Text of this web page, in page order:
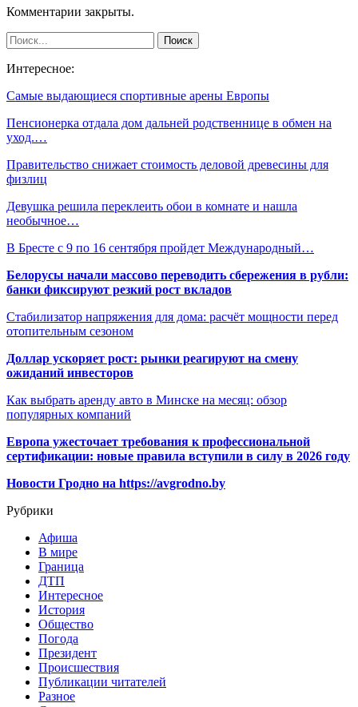
Комментарии закрыты.
Интересное:
Самые выдающиеся спортивные арены Европы
Пенсионерка отдала дом дальней родственнице в обмен на
уход.…
Правительство снижает стоимость деловой древесины для
физлиц
Девушка решила переклеить обои в комнате и нашла
необычное…
В Бресте с 9 по 16 сентября пройдет Международный…
Белорусы начали массово переводить сбережения в рубли:
банки фиксируют резкий рост вкладов
Стабилизатор напряжения для дома: расчёт мощности перед
отопительным сезоном
Доллар ускоряет рост: рынки реагируют на смену
ожиданий инвесторов
Как выбрать аренду авто в Минске на месяц: обзор
популярных компаний
Европа ужесточает требования к профессиональной
сертификации: новые правила вступили в силу в 2026 году
Новости Гродно на https://avgrodno.by
Рубрики
Афиша
В мире
Граница
ДТП
Интересное
История
Общество
Погода
Президент
Происшествия
Публикации читателей
Разное